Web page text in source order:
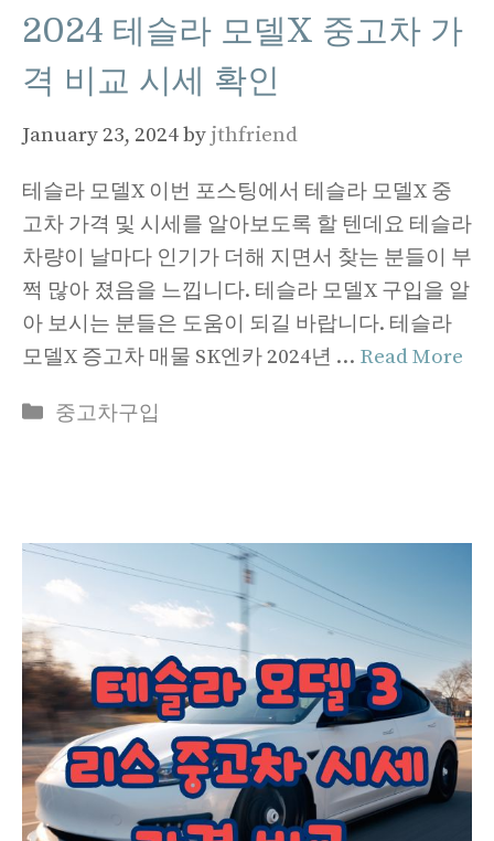
2024 테슬라 모델X 중고차 가
격 비교 시세 확인
January 23, 2024by jthfriend
테슬라 모델X 이번 포스팅에서 테슬라 모델X 중
고차 가격 및 시세를 알아보도록 할 텐데요 테슬라
차량이 날마다 인기가 더해 지면서 찾는 분들이 부
쩍 많아 졌음을 느낍니다. 테슬라 모델X 구입을 알
아 보시는 분들은 도움이 되길 바랍니다. 테슬라
모델X 증고차 매물 SK엔카 2024년 … Read More
Categories
중고차구입